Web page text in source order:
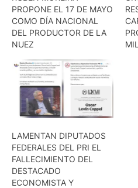
PROPONE EL 17 DE MAYO
COMO DÍA NACIONAL
DEL PRODUCTOR DE LA
NUEZ
LAMENTAN DIPUTADOS
FEDERALES DEL PRI EL
FALLECIMIENTO DEL
DESTACADO
ECONOMISTA Y